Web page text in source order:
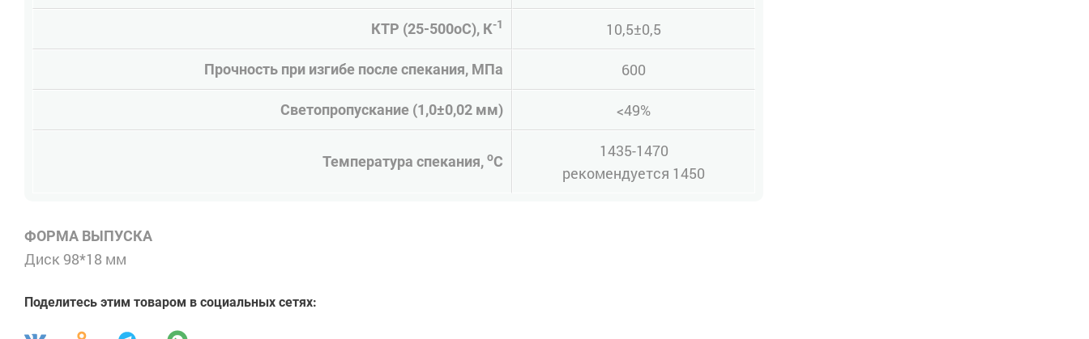
КТР (25-500оС), К-1 10,5±0,5
Прочность при изгибе после спекания, МПа 600
Светопропускание (1,0±0,02 мм) <49%
Температура спекания, оС
1435-1470
рекомендуется 1450
ФОРМА ВЫПУСКА
Диск 98*18 мм
Поделитесь этим товаром в социальных сетях: